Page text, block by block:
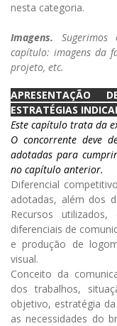
nesta categoria.
Imagens.
capítulo: imagens da
projeto, etc.
APRESENTAÇÃO
ESTRATÉGIAS
Este capítulo trata da
O concorrente deve
adotadas para
no capítulo anterior.
Diferencial
adotadas, além dos
Recursos
diferenciais de
e produção de
visual.
Conceito da
dos trabalhos,
objetivo, estratégia
as necessidades do